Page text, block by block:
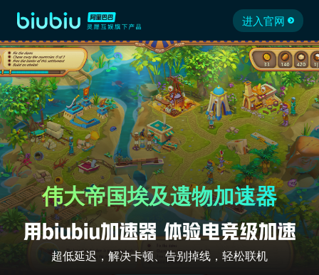
进入官网
伟大帝国埃及遗物加速器
超低延迟，解决卡顿、告别掉线，轻松联机